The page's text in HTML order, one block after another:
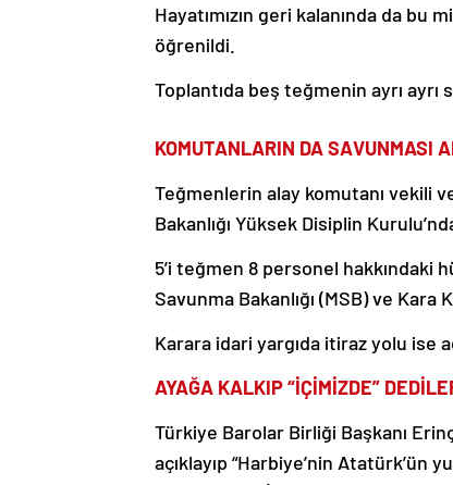
Hayatımızın geri kalanında da bu
öğrenildi.
Toplantıda beş teğmenin ayrı ayrı
KOMUTANLARIN DA SAVUNMASI
Teğmenlerin alay komutanı vekili
Bakanlığı Yüksek Disiplin
5’i teğmen 8 personel hakkındaki
Savunma Bakanlığı (MSB) ve Kara
Karara idari yargıda itiraz yolu ise
AYAĞA KALKIP “İÇİMİZDE”
Türkiye Barolar Birliği Başkanı
açıklayıp “Harbiye’nin Atatürk’ün